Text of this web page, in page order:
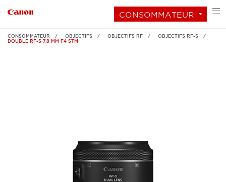
CONSOMMATEUR
CONSOMMATEUR OBJECTIFS OBJECTIFS RF
OBJECTIFS RF-S
DOUBLE RF-S 7,8 MM F4 STM